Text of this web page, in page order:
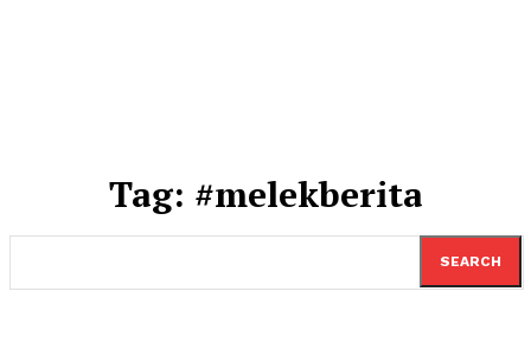
Tag: #melekberita
SEARCH